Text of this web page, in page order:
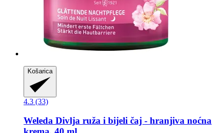
Košarica
4.3 (33)
Weleda Divlja ruža i bijeli čaj -​ hranjiva noćna